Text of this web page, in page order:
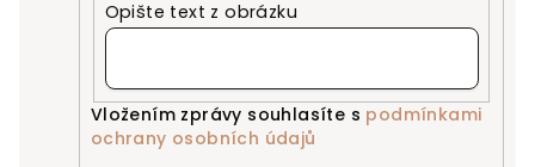
Opište text z obrázku
Vložením zprávy souhlasíte s podmínkami
ochrany osobních údajů